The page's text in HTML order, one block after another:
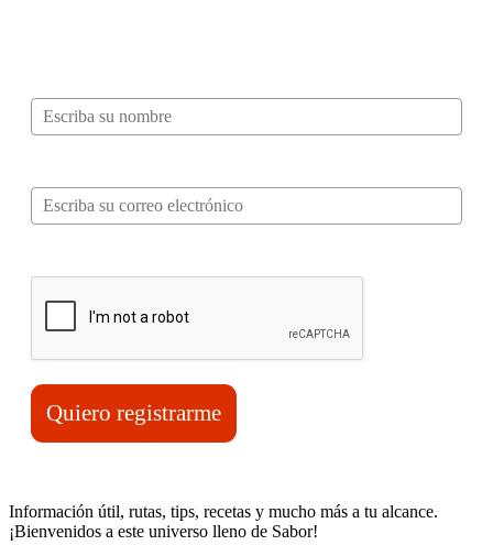
Quiero registrarme
Información útil, rutas, tips, recetas y mucho más a tu alcance.
¡Bienvenidos a este universo lleno de Sabor!